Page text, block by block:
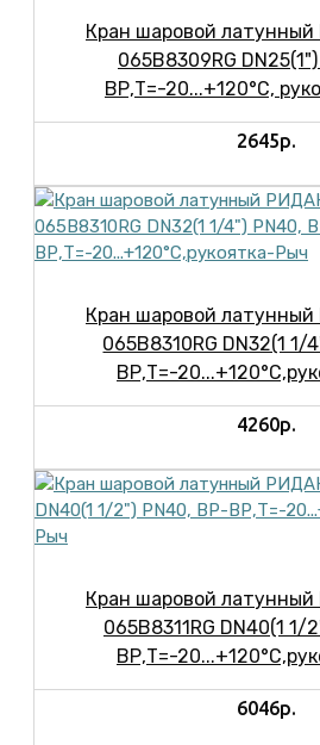
Кран шаровой
065B8309RG
ВР,Т=-20...+120°С,
2645р.
Кран шаровой
065B8310RG DN32(1 1/
ВР,Т=-
4260р.
Кран шаровой
065B8311RG DN40(1 1/
ВР,Т=-
6046р.